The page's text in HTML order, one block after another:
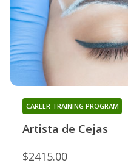
Artista de Cejas
CAREER TRAINING PROGRAM
$2415.00